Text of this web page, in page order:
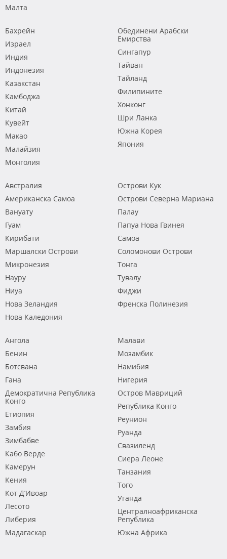
Малта
Бахрейн
Израел
Индия
Индонезия
Казакстан
Камбоджа
Китай
Кувейт
Макао
Малайзия
Монголия
Обединени Арабски
Емирства
Сингапур
Тайван
Тайланд
Филипините
Хонконг
Шри Ланка
Южна Корея
Япония
Австралия
Американска Самоа
Вануату
Гуам
Кирибати
Маршалски Острови
Микронезия
Науру
Ниуа
Нова Зеландия
Нова Каледония
Острови Кук
Острови Северна Мариана
Палау
Папуа Нова Гвинея
Самоа
Соломонови Острови
Тонга
Тувалу
Фиджи
Френска Полинезия
Ангола
Бенин
Ботсвана
Гана
Демократична Република
Конго
Етиопия
Замбия
Зимбабве
Кабо Верде
Камерун
Кения
Кот Д’Ивоар
Лесото
Либерия
Мадагаскар
Малави
Мозамбик
Намибия
Нигерия
Остров Мавриций
Република Конго
Реунион
Руанда
Свазиленд
Сиера Леоне
Танзания
Того
Уганда
Централноафриканска
Република
Южна Африка